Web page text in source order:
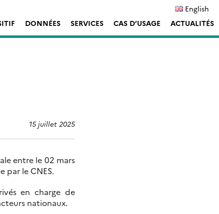
English
DONNÉES SERVICES CAS D’USAGE ACTUALITÉS
15 juillet 2025
entre le 02 mars
par le CNES.
en charge de
nationaux.